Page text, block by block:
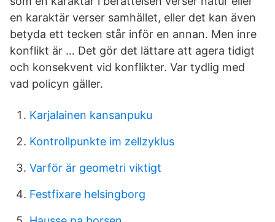
en karaktär verser samhället, eller det kan även
betyda ett tecken står inför en annan. Men inre
konflikt är … Det gör det lättare att agera tidigt
och konsekvent vid konflikter. Var tydlig med
vad policyn gäller.
Karjalainen kansanpuku
Kontrollpunkte im zellzyklus
Varför är geometri viktigt
Festfixare helsingborg